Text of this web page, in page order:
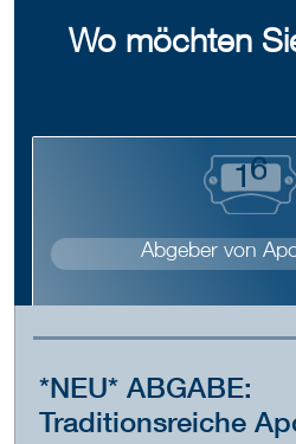
Wo möchten
1 7
Abgeber von
*NEU* ABGABE:
Traditionsreiche